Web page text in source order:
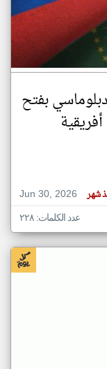
بفتح
Jun 30, 2026
شهر
عدد الكلمات: ٢٢٨